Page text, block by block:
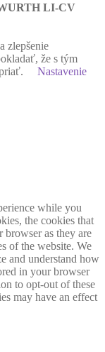
LI-CV
zlepšenie
že s tým
Nastavenie
while you
the cookies that
browser as they are
of the website. We
and understand how
in your browser
to opt-out of these
may have an effect